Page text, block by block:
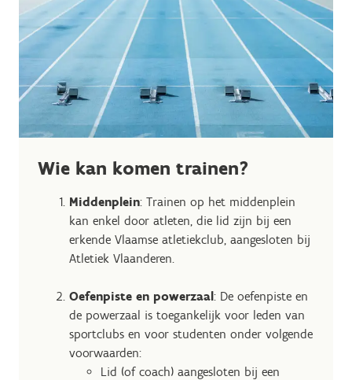
Wie kan komen trainen?
Middenplein: Trainen op het middenplein
kan enkel door atleten, die lid zijn bij een
erkende Vlaamse atletiekclub, aangesloten bij
Atletiek Vlaanderen.
Oefenpiste en powerzaal: De oefenpiste en
de powerzaal is toegankelijk voor leden van
sportclubs en voor studenten onder volgende
voorwaarden:
Lid (of coach) aangesloten bij een